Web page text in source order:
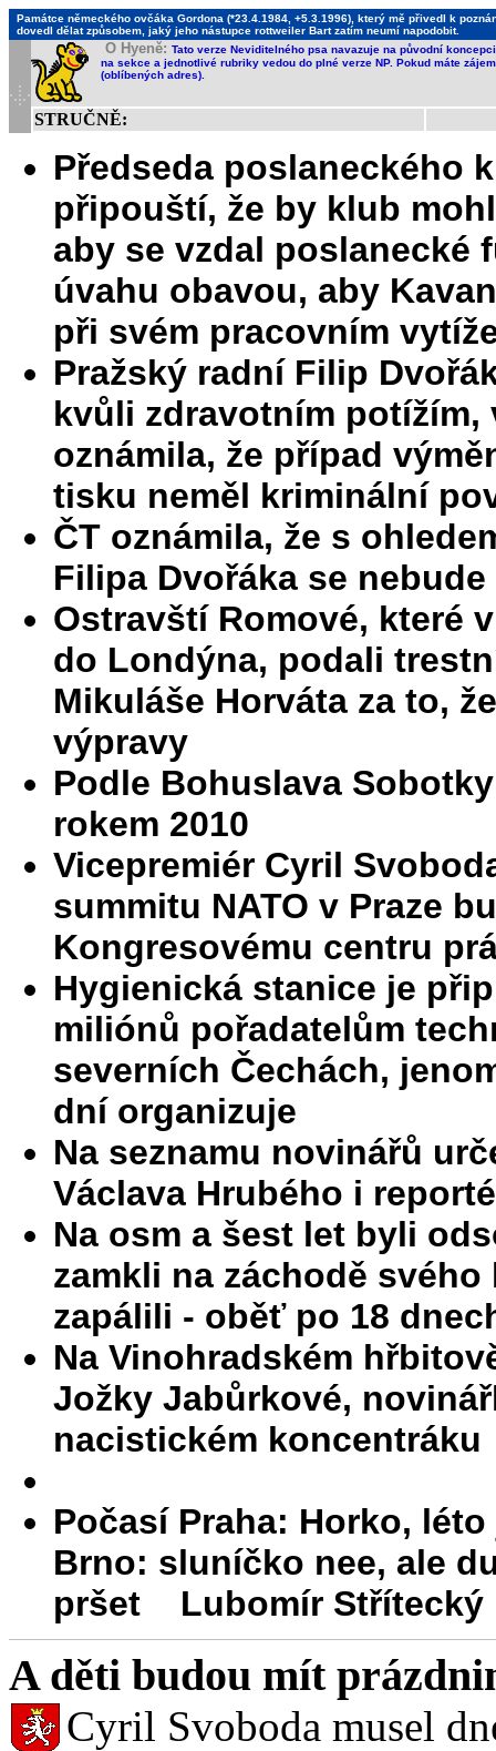
Památce německého ovčáka Gordona (*23.4.1984, +5.3.1996), který mě přivedl k
dovedl dělat způsobem, jaký jeho nástupce rottweiler Bart zatím neumí napodobit.
O Hyeně: Tato verze Neviditelného psa navazuje na původní
na sekce a jednotlivé rubriky vedou do plné verze NP. Pokud máte
(oblíbených adres).
STRUČNĚ:
Předseda poslaneckého
připouští, že by klub
aby se vzdal poslanecké
úvahu obavou, aby
při svém pracovním
Pražský radní Filip
kvůli zdravotním
oznámila, že případ
tisku neměl kriminální
ČT oznámila, že s
Filipa Dvořáka se
Ostravští Romové, které
do Londýna, podali
Mikuláše Horváta za to,
výpravy
Podle Bohuslava
rokem 2010
Vicepremiér Cyril
summitu NATO v Praze
Kongresovému centru
Hygienická stanice je
miliónů pořadatelům
severních Čechách,
dní organizuje
Na seznamu novinářů
Václava Hrubého i
Na osm a šest let byli
zamkli na záchodě
zapálili - oběť po 18
Na Vinohradském
Jožky Jabůrkové,
nacistickém koncentráku
Počasí Praha: Horko,
Brno: sluníčko nee, ale
pršet Lubomír Střítecký
A děti budou mít
Cyril Svoboda musel